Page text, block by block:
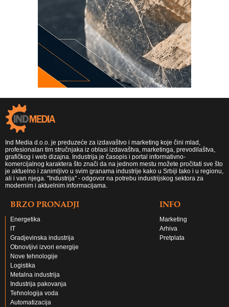
Ind Media d.o.o. je preduzeće za izdavaštvo i marketing koje čini mlad,
profesionalan tim stručnjaka iz oblasi izdavaštva, marketinga, prevodilaštva,
grafičkog i web dizajna. Industrija je časopis i portal informativno-
komercijalnog karaktera što znači da na jednom mestu možete pročitati sve što
je aktuelno i zanimljivo u svim granama industrije kako u Srbiji tako i u regionu,
ali i van njega. "Industrija" - odgovor na potrebu industrijskog sektora za
modernim i aktuelnim informacijama.
BRZO PRONADJI
Energetika
IT
Gradjevinska industrija
Obnovljivi izvori energije
Nove tehnologije
Logistika
Metalna industrija
Industrija pakovanja
Tehnologija voda
Automatizacija
INFO
Marketing
Arhiva
Pretplata